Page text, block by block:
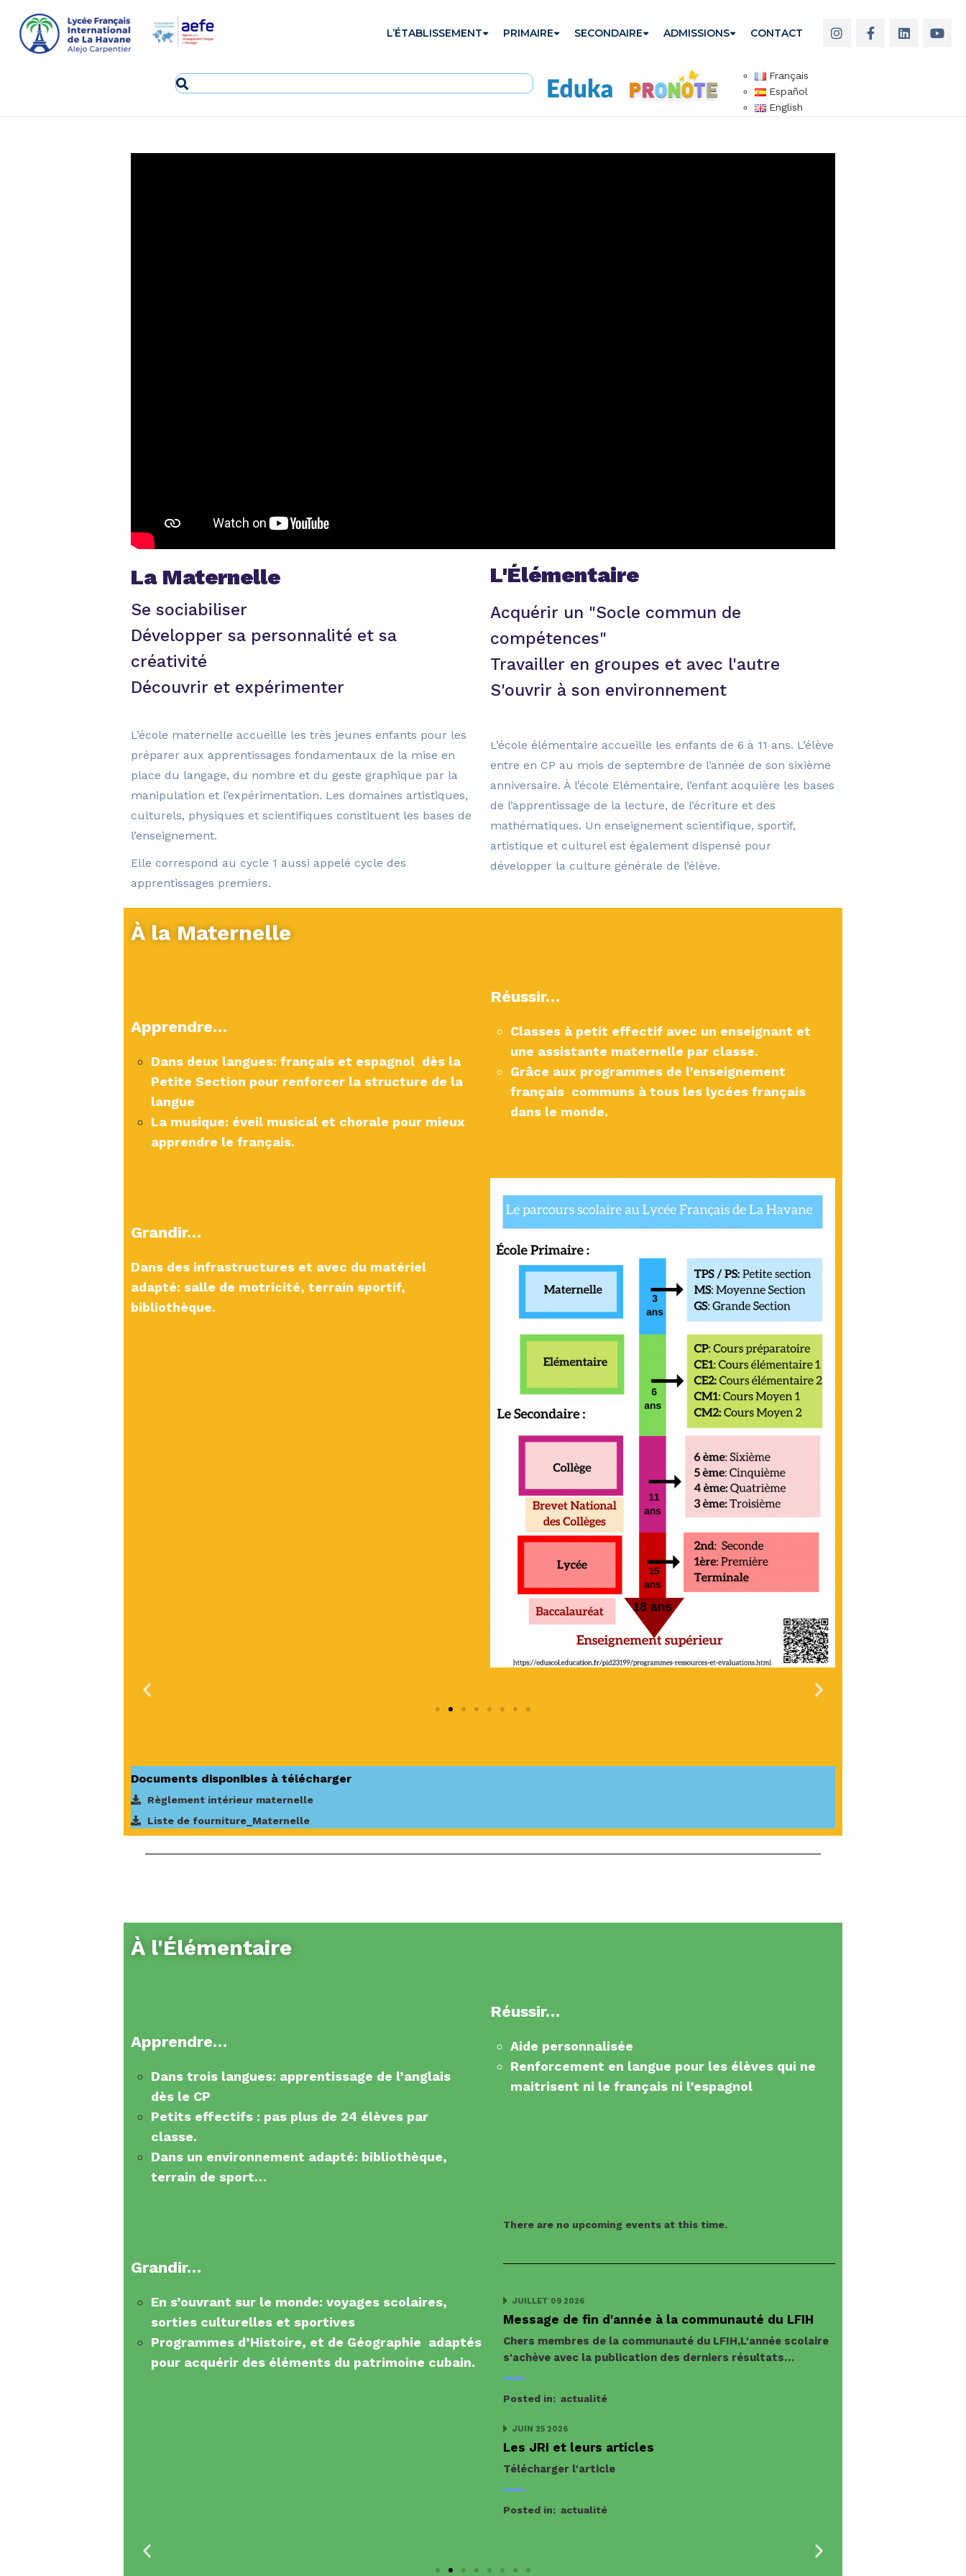
L’ÉTABLISSEMENT PRIMAIRE SECONDAIRE ADMISSIONS CONTACT
Français
Español
English
La Maternelle
Se sociabiliser
Développer sa personnalité et sa
créativité
Découvrir et expérimenter
L’école maternelle accueille les très jeunes enfants pour les
préparer aux apprentissages fondamentaux de la mise en
place du langage, du nombre et du geste graphique par la
manipulation et l’expérimentation. Les domaines artistiques,
culturels, physiques et scientifiques constituent les bases de
l’enseignement.
Elle correspond au cycle 1 aussi appelé cycle des
apprentissages premiers.
L'Élémentaire
Acquérir un "Socle commun de
compétences"
Travailler en groupes et avec l'autre
S'ouvrir à son environnement
L’école élémentaire accueille les enfants de 6 à 11 ans. L’élève
entre en CP au mois de septembre de l’année de son sixième
anniversaire. À l’école Elémentaire, l’enfant acquière les bases
de l’apprentissage de la lecture, de l’écriture et des
mathématiques. Un enseignement scientifique, sportif,
artistique et culturel est également dispensé pour
développer la culture générale de l’élève.
À la Maternelle
Apprendre…​
Dans deux langues: français et espagnol dès la
Petite Section pour renforcer la structure de la
langue
La musique: éveil musical et chorale pour mieux
apprendre le français.
Réussir…
Classes à petit effectif avec un enseignant et
une assistante maternelle par classe.
Grâce aux programmes de l’enseignement
français communs à tous les lycées français
dans le monde.
Grandir…
Dans des infrastructures et avec du matériel
adapté: salle de motricité, terrain sportif,
bibliothèque.
Documents disponibles à télécharger
Règlement intérieur maternelle
Liste de fourniture_Maternelle
À l'Élémentaire
Apprendre…​
Dans trois langues: apprentissage de l’anglais
dès le CP
Petits effectifs : pas plus de 24 élèves par
classe.
Dans un environnement adapté: bibliothèque,
terrain de sport…
Réussir…
Aide personnalisée
Renforcement en langue pour les élèves qui ne
maitrisent ni le français ni l’espagnol
Grandir…
En s’ouvrant sur le monde: voyages scolaires,
sorties culturelles et sportives
Programmes d’Histoire, et de Géographie adaptés
pour acquérir des éléments du patrimoine cubain.
There are no upcoming events at this time.
JUILLET 09 2026
Message de fin d'année à la communauté du LFIH
Chers membres de la communauté du LFIH,L'année scolaire
s'achève avec la publication des derniers résultats…
Posted in: actualité
JUIN 25 2026
Les JRI et leurs articles
Télécharger l'article
Posted in: actualité